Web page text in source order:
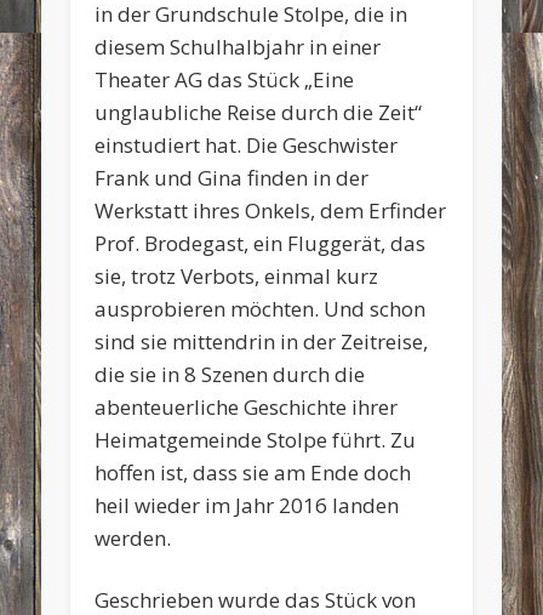
in der Grundschule Stolpe, die in
diesem Schulhalbjahr in einer
Theater AG das Stück „Eine
unglaubliche Reise durch die Zeit“
einstudiert hat. Die Geschwister
Frank und Gina finden in der
Werkstatt ihres Onkels, dem Erfinder
Prof. Brodegast, ein Fluggerät, das
sie, trotz Verbots, einmal kurz
ausprobieren möchten. Und schon
sind sie mittendrin in der Zeitreise,
die sie in 8 Szenen durch die
abenteuerliche Geschichte ihrer
Heimatgemeinde Stolpe führt. Zu
hoffen ist, dass sie am Ende doch
heil wieder im Jahr 2016 landen
werden.
Geschrieben wurde das Stück von